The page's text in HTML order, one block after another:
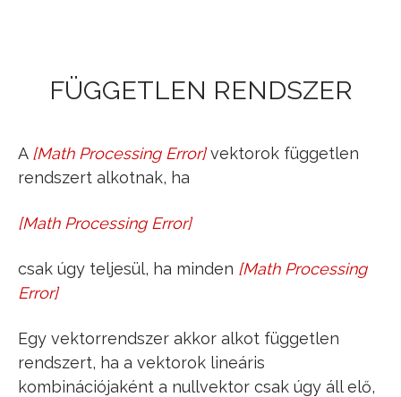
FÜGGETLEN RENDSZER
A [Math Processing Error]
v_1,v_ 2,v_3,
…,v_n
vektorok független
rendszert alkotnak, ha
[Math Processing Error]
λ1⋅v_1 +λ2⋅v_2+λ3⋅v _3+
+λn⋅v _n=0 _
csak úgy teljesül, ha minden [Math Processing
Error]
λi=0
Egy vektorrendszer akkor alkot független
rendszert, ha a vektorok lineáris
kombinációjaként a nullvektor csak úgy áll elő,